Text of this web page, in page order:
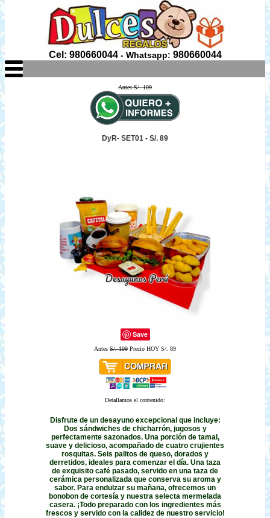
Cel: 980660044- Whatsapp: 980660044
Antes S/. 109
DyR- SET01 - S/. 89
Save
Antes S/. 109 Precio HOY S/. 89
Detallamos el contenido:
Disfrute de un desayuno excepcional que incluye:
Dos sándwiches de chicharrón, jugosos y
perfectamente sazonados. Una porción de tamal,
suave y delicioso, acompañado de cuatro crujientes
rosquitas. Seis palitos de queso, dorados y
derretidos, ideales para comenzar el día. Una taza
de exquisito café pasado, servido en una taza de
cerámica personalizada que conserva su aroma y
sabor. Para endulzar su mañana, ofrecemos un
bonobon de cortesía y nuestra selecta mermelada
casera. ¡Todo preparado con los ingredientes más
frescos y servido con la calidez de nuestro servicio!